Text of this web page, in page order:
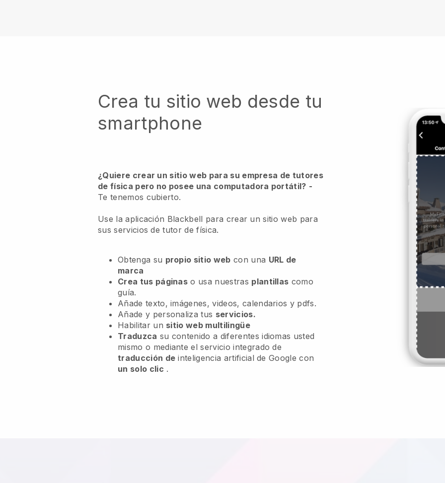
Crea tu sitio web desde tu
smartphone
¿Quiere crear un sitio web para su empresa de tutores
de física pero no posee una computadora portátil? -
Te tenemos cubierto.
Use la aplicación Blackbell para crear un sitio web para
sus servicios de tutor de física.
Obtenga su propio sitio web con una URL de
marca
Crea tus páginas o usa nuestras plantillas como
guía.
Añade texto, imágenes, videos, calendarios y pdfs.
Añade y personaliza tus servicios.
Habilitar un sitio web multilingüe
Traduzca su contenido a diferentes idiomas usted
mismo o mediante el servicio integrado de
traducción de inteligencia artificial de Google con
un solo clic .